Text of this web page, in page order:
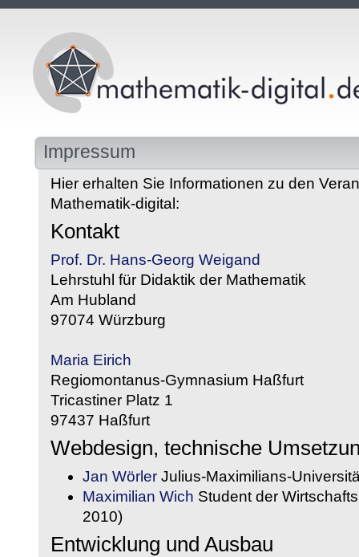
Impressum
Hier erhalten Sie Informationen zu den
Mathematik-digital:
Kontakt
Prof. Dr. Hans-Georg Weigand
Lehrstuhl für Didaktik der Mathematik
Am Hubland
97074 Würzburg
Maria Eirich
Regiomontanus-Gymnasium Haßfurt
Tricastiner Platz 1
97437 Haßfurt
Webdesign, technische
Jan Wörler Julius-Maximilians-
Maximilian Wich Student der
2010)
Entwicklung und Ausbau